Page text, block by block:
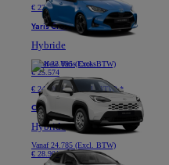
€ 229 /maand (Excl. BTW) *
Yaris Cross
Hybride
Vanaf23.095 (Excl. BTW)
€ 25.574
€ 249 /maand (Excl. BTW) *
Corolla Hatchback
Hybride
Vanaf24.785 (Excl. BTW)
€ 28.901